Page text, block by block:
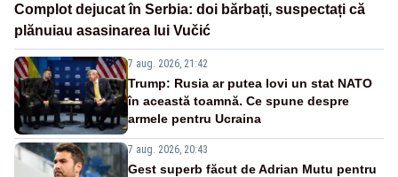
Complot dejucat în Serbia: doi bărbați, suspectați că
plănuiau asasinarea lui Vučić
7 aug. 2026, 21:42
Trump: Rusia ar putea lovi un stat NATO
în această toamnă. Ce spune despre
armele pentru Ucraina
7 aug. 2026, 20:43
Gest superb făcut de Adrian Mutu pentru